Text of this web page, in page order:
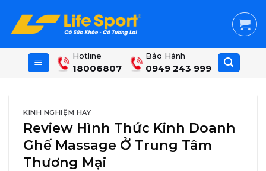
content
Hotline
18006807
Bảo Hành
0949 243 999
KINH NGHIỆM HAY
Review Hình Thức Kinh Doanh
Ghế Massage Ở Trung Tâm
Thương Mại